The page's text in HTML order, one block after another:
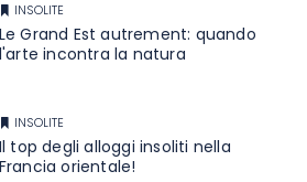
INSOLITE
Le Grand Est autrement: quando
l'arte incontra la natura
INSOLITE
Il top degli alloggi insoliti nella
Francia orientale!